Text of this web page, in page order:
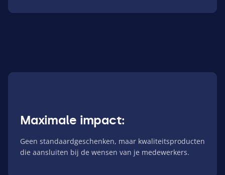
Maximale impact:
Geen standaardgeschenken, maar kwaliteitsproducten
die aansluiten bij de wensen van je medewerkers.